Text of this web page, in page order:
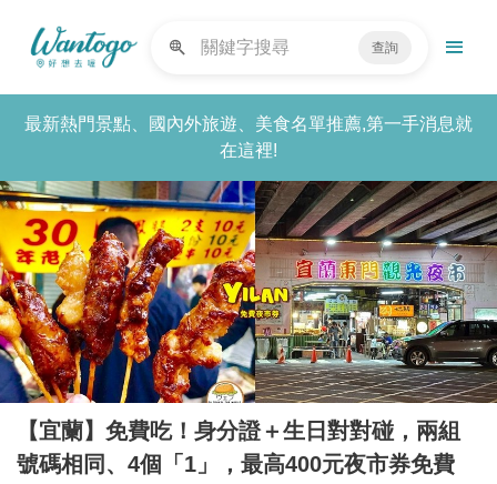
查詢
最新熱門景點、國內外旅遊、美食名單推薦,第一手消息就
在這裡!
【宜蘭】免費吃！身分證＋生日對對碰，兩組
號碼相同、4個「1」，最高400元夜市券免費